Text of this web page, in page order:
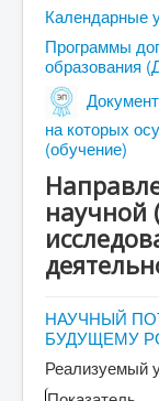
Календарные
Программы
образования
на которых
(обучение)
научной
НАУЧНЫЙ
БУДУЩЕМУ
Реализуемый